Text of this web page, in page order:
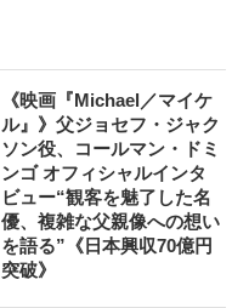
《映画『Michael／マイケ
ル』》父ジョセフ・ジャク
ソン役、コールマン・ドミ
ンゴ オフィシャルインタ
ビュー“観客を魅了した名
優、複雑な父親像への想い
を語る”《日本興収70億円
突破》